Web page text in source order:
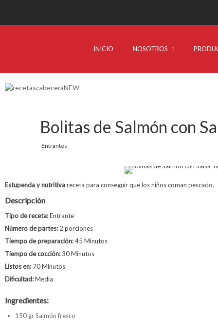
INICIO NOSOTROS
Bolitas de Salmón con
Entrantes
Estupenda y nutritivareceta para conseguir que los niños coman pescado.
Descripción
Tipo de receta:Entrante
Número de partes: 2 porciones
Tiempo de preparación:45 Minutos
Tiempo de cocción:30 Minutos
Listos en: 70 Minutos
Dificultad:Media
Ingredientes:
150 gr Salmón fresco